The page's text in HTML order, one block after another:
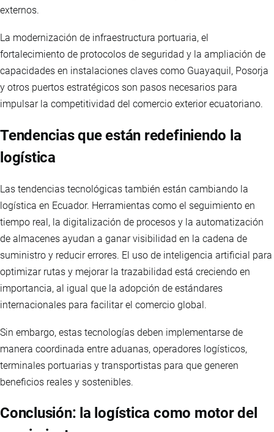
externos.
La modernización de infraestructura portuaria, el
fortalecimiento de protocolos de seguridad y la ampliación de
capacidades en instalaciones claves como Guayaquil, Posorja
y otros puertos estratégicos son pasos necesarios para
impulsar la competitividad del comercio exterior ecuatoriano.
Tendencias que están redefiniendo la
logística
Las tendencias tecnológicas también están cambiando la
logística en Ecuador. Herramientas como el seguimiento en
tiempo real, la digitalización de procesos y la automatización
de almacenes ayudan a ganar visibilidad en la cadena de
suministro y reducir errores. El uso de inteligencia artificial para
optimizar rutas y mejorar la trazabilidad está creciendo en
importancia, al igual que la adopción de estándares
internacionales para facilitar el comercio global.
Sin embargo, estas tecnologías deben implementarse de
manera coordinada entre aduanas, operadores logísticos,
terminales portuarias y transportistas para que generen
beneficios reales y sostenibles.
Conclusión: la logística como motor del